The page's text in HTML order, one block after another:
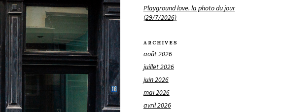
Playground love. la photo du jour
(29/7/2026)
ARCHIVES
août 2026
juillet 2026
juin 2026
mai 2026
avril 2026